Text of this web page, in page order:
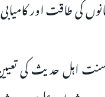
کی طاقت اور کامیابی
اہل حدیث کی